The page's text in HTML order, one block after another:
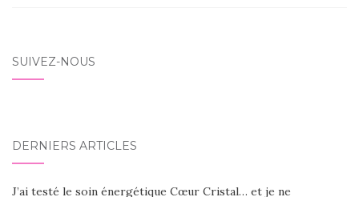
SUIVEZ-NOUS
DERNIERS ARTICLES
J’ai testé le soin énergétique Cœur Cristal… et je ne